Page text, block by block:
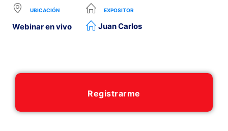
UBICACIÓN
Webinar en vivo
EXPOSITOR
Juan Carlos
Registrarme